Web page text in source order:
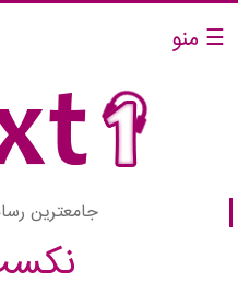
☰ منو
جامعترین